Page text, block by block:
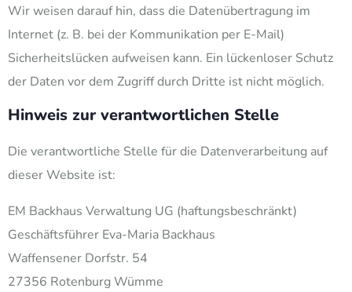
Wir weisen darauf hin, dass die Datenübertragung im
Internet (z. B. bei der Kommunikation per E-Mail)
Sicherheitslücken aufweisen kann. Ein lückenloser Schutz
der Daten vor dem Zugriff durch Dritte ist nicht möglich.
Hinweis zur verantwortlichen Stelle
Die verantwortliche Stelle für die Datenverarbeitung auf
dieser Website ist:
EM Backhaus Verwaltung UG (haftungsbeschränkt)
Geschäftsführer Eva-Maria Backhaus
Waffensener Dorfstr. 54
27356 Rotenburg Wümme